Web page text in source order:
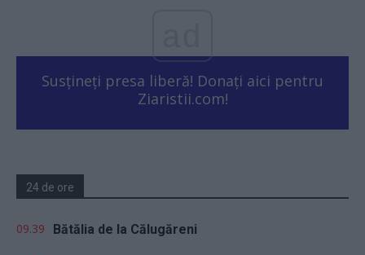
Susțineți presa liberă! Donați aici pentru
Ziaristii.com!
24 de ore
09.39 Bătălia de la Călugăreni